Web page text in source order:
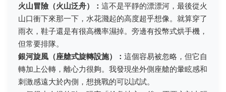
火山冒險（火山泛舟）： 這不是平靜的漂漂河，最後從火
山口衝下來那一下，水花濺起的高度超乎想像。就算穿了
雨衣，鞋子還是有很高機率濕掉。旁邊有投幣式烘手機，
但常要排隊。
銀河旋風（座艙式旋轉設施）： 這個容易被忽略，但它自
轉加上公轉，離心力很夠。我發現坐外側座艙的暈眩感和
刺激感遠大於內側，想挑戰的可以試試。